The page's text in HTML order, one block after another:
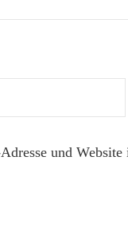
und